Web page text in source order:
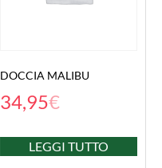
DOCCIA MALIBU
34,95€
LEGGI TUTTO